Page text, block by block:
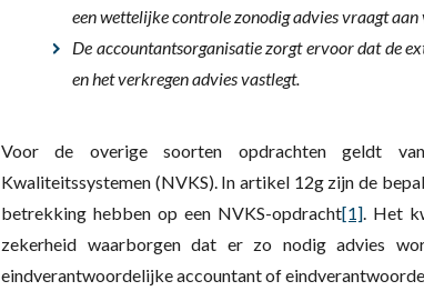
een wettelijke controle zonodig advies vraagt
De accountantsorganisatie zorgt ervoor dat de
en het verkregen advies vastlegt.
Voor de overige soorten opdrachten geldt
Kwaliteitssystemen (NVKS). In artikel 12g zijn de
betrekking hebben op een NVKS-opdracht[1]. Het
zekerheid waarborgen dat er zo nodig advies
eindverantwoordelijke accountant of